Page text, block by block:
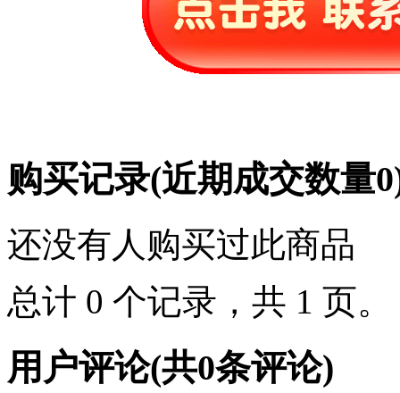
购买记录(近期成交数量0
还没有人购买过此商品
总计 0 个记录，共 1 页。
用户评论(共0条评论)